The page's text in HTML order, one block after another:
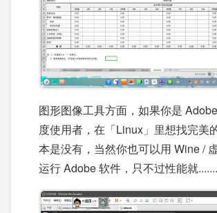
图形图像工具方面，如果你是
度使用者，在「Linux」里想找完美
本是没有，当然你也可以用 Wine /
运行 Adobe 软件，只不过性能就